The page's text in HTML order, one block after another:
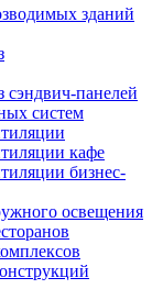
зданий
сэндвич-панелей
систем
кафе
бизнес-
освещения